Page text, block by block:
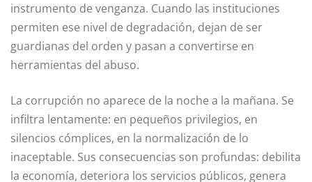
instrumento de venganza. Cuando las instituciones
permiten ese nivel de degradación, dejan de ser
guardianas del orden y pasan a convertirse en
herramientas del abuso.
La corrupción no aparece de la noche a la mañana. Se
infiltra lentamente: en pequeños privilegios, en
silencios cómplices, en la normalización de lo
inaceptable. Sus consecuencias son profundas: debilita
la economía, deteriora los servicios públicos, genera